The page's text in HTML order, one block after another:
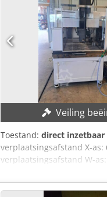
Veiling
Toestand: direct
verplaatsingsafstand X-as:
verplaatsingsafstand W-as:
DETAILS Type: CNC-
verplaatsing: 755 mm W-